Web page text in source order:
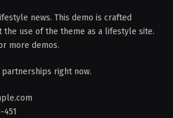
news. This demo is crafted
use of the theme as a lifestyle site.
more demos.
right now.
451